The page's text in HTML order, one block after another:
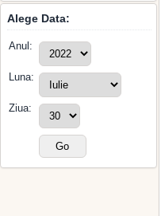
Alege Data:
Anul:
Luna:
Ziua: